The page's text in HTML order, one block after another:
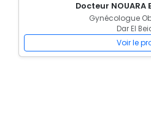
Docteur NOUARA
Gynécologue
Dar El
Voir le